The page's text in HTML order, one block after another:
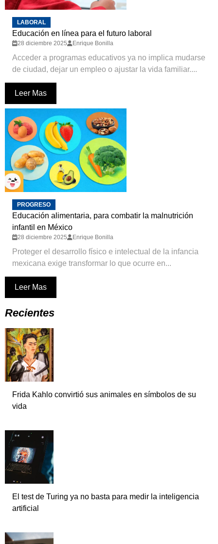
LABORAL
Educación en línea para el futuro laboral
28 diciembre 2025 Enrique Bonilla
Acceder a programas educativos ya no implica mudarse
de ciudad, dejar un empleo o ajustar la vida familiar....
Leer Mas
PROGRESO
Educación alimentaria, para combatir la malnutrición
infantil en México
28 diciembre 2025 Enrique Bonilla
Proteger el desarrollo físico e intelectual de la infancia
mexicana exige transformar lo que ocurre en...
Leer Mas
Recientes
Frida Kahlo convirtió sus animales en símbolos de su
vida
El test de Turing ya no basta para medir la inteligencia
artificial